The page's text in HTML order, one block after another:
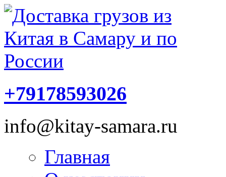
+79178593026
info@kitay-samara.ru
Главная